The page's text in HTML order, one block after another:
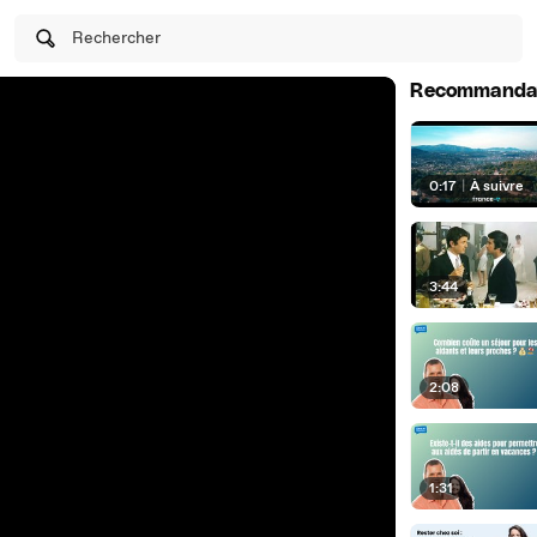
Rechercher
0:17 À suivre
3:44
2:08
1:31